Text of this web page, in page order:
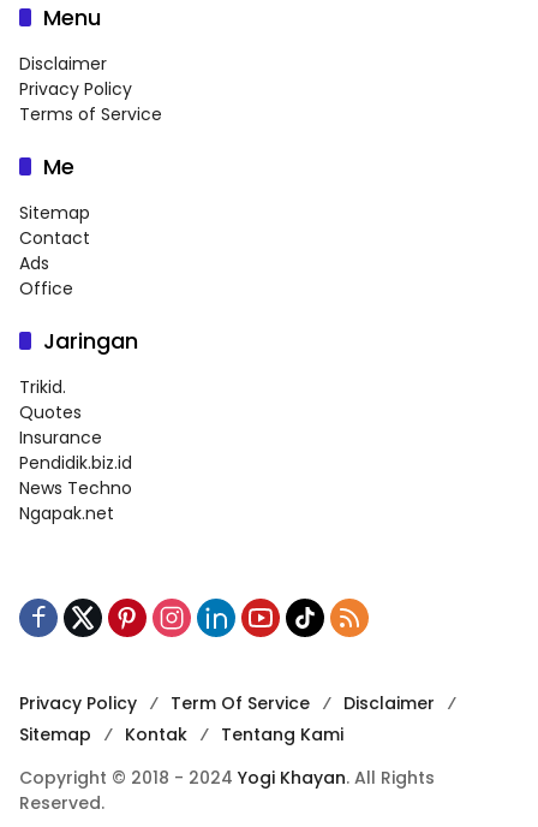
Menu
Disclaimer
Privacy Policy
Terms of Service
Me
Sitemap
Contact
Ads
Office
Jaringan
Trikid.
Quotes
Insurance
Pendidik.biz.id
News Techno
Ngapak.net
Privacy Policy Term Of Service
Disclaimer
Sitemap
Kontak
Tentang Kami
Copyright © 2018 - 2024 Yogi Khayan. All Rights
Reserved.